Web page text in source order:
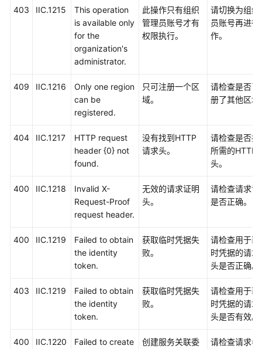
参
下
用
语
共
服
403 IIC.1215
This operation
is available only
for the
organization's
administrator.
此操作只有组织
管理员账号才有
权限执行。
请切换为组织
员账号再进行
作。
409 IIC.1216
Only one region
can be
registered.
只可注册一个区
域。
请检查是否已
册了其他区域
404 IIC.1217
HTTP request
header {0} not
found.
没有找到HTTP
请求头。
请检查是否携
所需的HTTP
头。
400 IIC.1218
Invalid X-
Request-Proof
request header.
无效的请求证明
头。
请检查请求证
是否正确。
400 IIC.1219
Failed to obtain
the identity
token.
获取临时凭据失
败。
请检查用于获
时凭据的请求
头是否正确。
403 IIC.1219
Failed to obtain
the identity
token.
获取临时凭据失
败。
请检查用于获
时凭据的请求
头是否有效。
400 IIC.1220
Failed to create
创建服务关联委
请检查请求参